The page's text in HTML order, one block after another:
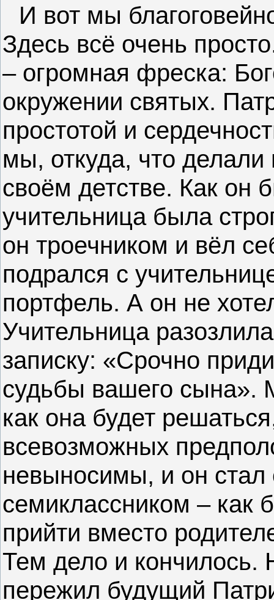
И вот мы
Здесь всё очень
– огромная фреска:
окружении святых.
простотой и
мы, откуда, что делали
своём детстве. Как он
учительница была
он троечником и вёл
подрался с
портфель. А он не
Учительница
записку: «Срочно
судьбы вашего сына».
как она будет
всевозможных
невыносимы, и он стал
семиклассником – как
прийти вместо
Тем дело и кончилось.
пережил будущий